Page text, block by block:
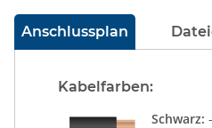
Anschlussplan
Kabelfarben:
Schwarz: